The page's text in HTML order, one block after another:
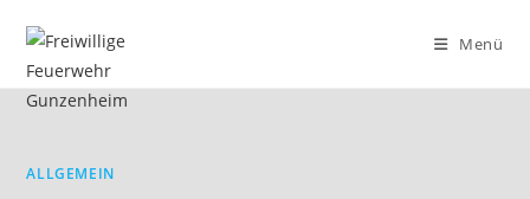
Inhalt
springen
Menü
ALLGEMEIN